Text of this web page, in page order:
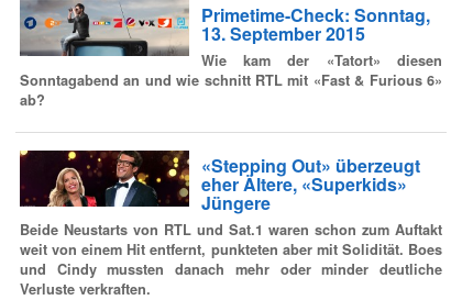
Primetime-Check: Sonntag,
13. September 2015
Wie kam der «Tatort» diesen
Sonntagabend an und wie schnitt RTL mit «Fast & Furious 6»
ab?
«Stepping Out» überzeugt
eher Ältere, «Superkids»
Jüngere
Beide Neustarts von RTL und Sat.1 waren schon zum Auftakt
weit von einem Hit entfernt, punkteten aber mit Solidität. Boes
und Cindy mussten danach mehr oder minder deutliche
Verluste verkraften.